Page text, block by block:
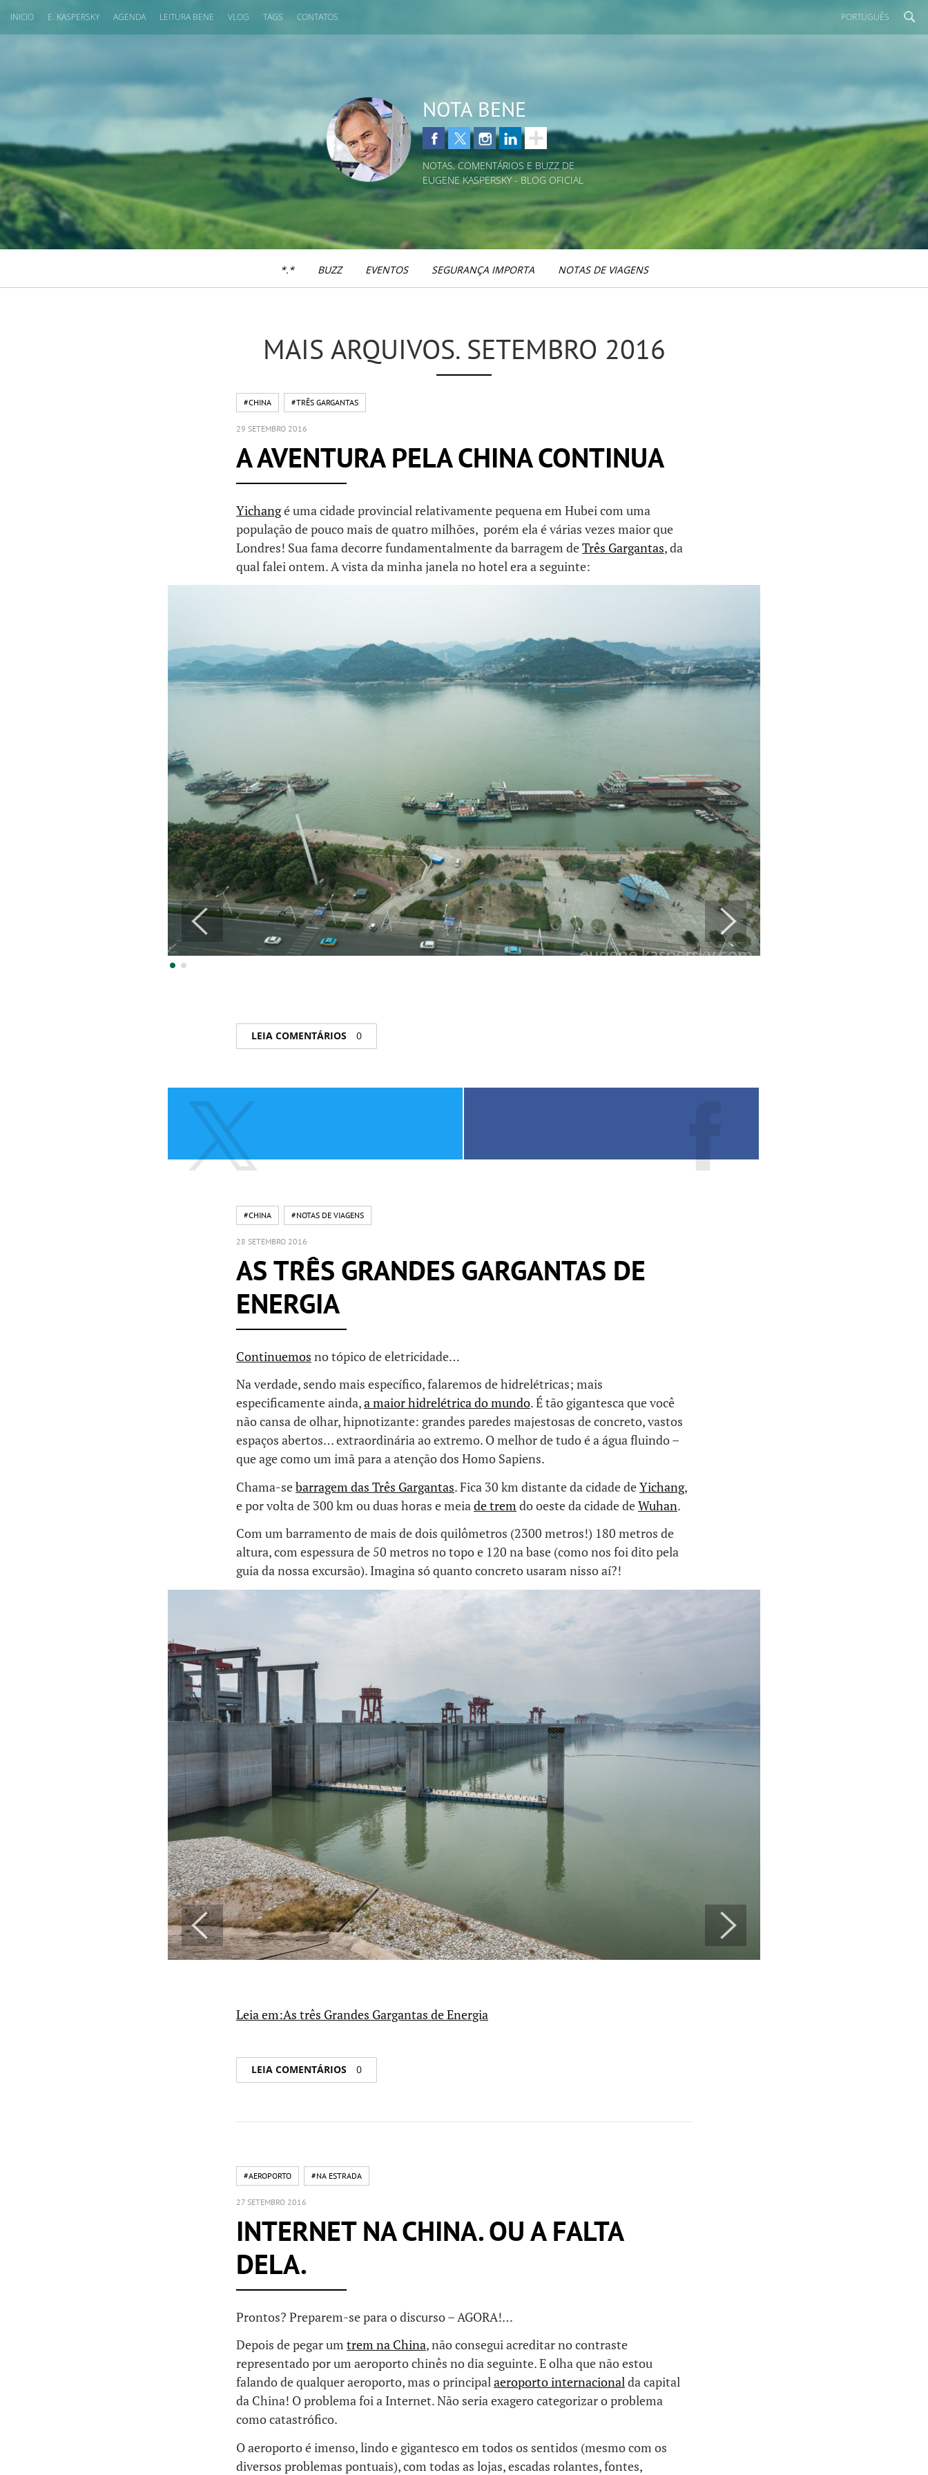
INICIO E. KASPERSKY AGENDA LEITURA BENE VLOG TAGS CONTATOS PORTUGUÊS
NOTA BENE
NOTAS, COMENTÁRIOS E BUZZ DE
EUGENE KASPERSKY - BLOG OFICIAL
*.* BUZZ EVENTOS SEGURANÇA IMPORTA NOTAS DE VIAGENS
MAIS ARQUIVOS. SETEMBRO 2016
#CHINA #TRÊS GARGANTAS
29 SETEMBRO 2016
A AVENTURA PELA CHINA CONTINUA
Yichangé uma cidade provincial relativamente pequena em Hubei com uma
população de pouco mais de quatro milhões, porém ela é várias vezes maior que
Londres! Sua fama decorre fundamentalmente da barragem deTrês Gargantas, da
qual falei ontem. A vista da minha janela no hotel era a seguinte:
LEIA COMENTÁRIOS 0
#CHINA #NOTAS DE VIAGENS
28 SETEMBRO 2016
AS TRÊS GRANDES GARGANTAS DE
ENERGIA
Continuemos no tópico de eletricidade…
Na verdade, sendo mais específico, falaremos de hidrelétricas; mais
especificamente ainda,a maior hidrelétrica do mundo. É tão gigantesca que você
não cansa de olhar, hipnotizante: grandes paredes majestosas de concreto, vastos
espaços abertos… extraordinária ao extremo. O melhor de tudo é a água fluindo –
que age como um imã para a atenção dos Homo Sapiens.
Chama-sebarragem das Três Gargantas. Fica 30 km distante da cidade deYichang,
e por volta de 300 km ou duas horas e meia de trem do oeste da cidade deWuhan.
Com um barramento de mais de dois quilômetros (2300 metros!) 180 metros de
altura, com espessura de 50 metros no topo e 120 na base (como nos foi dito pela
guia da nossa excursão). Imagina só quanto concreto usaram nisso aí?!
Leia em:As três Grandes Gargantas de Energia
LEIA COMENTÁRIOS 0
#AEROPORTO #NA ESTRADA
27 SETEMBRO 2016
INTERNET NA CHINA. OU A FALTA
DELA.
Prontos? Preparem-se para o discurso – AGORA!…
Depois de pegar um trem na China, não consegui acreditar no contraste
representado por um aeroporto chinês no dia seguinte. E olha que não estou
falando de qualquer aeroporto, mas o principalaeroporto internacionalda capital
da China! O problema foi a Internet. Não seria exagero categorizar o problema
como catastrófico.
O aeroporto é imenso, lindo e gigantesco em todos os sentidos (mesmo com os
diversos problemas pontuais), com todas as lojas, escadas rolantes, fontes,